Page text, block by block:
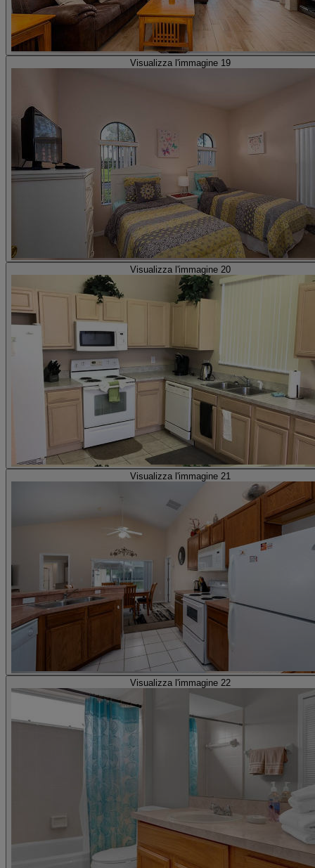
Visualizza l'immagine 19
Visualizza l'immagine 20
Visualizza l'immagine 21
Visualizza l'immagine 22